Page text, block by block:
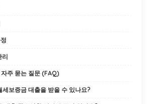
리
주 묻는 질문 (FAQ)
세보증금 대출을 받을 수 있나요?